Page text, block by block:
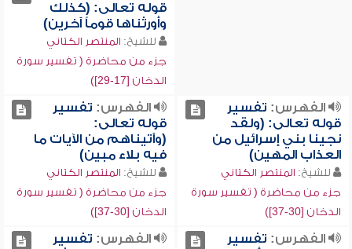
قوله تعالى: (كذلك
وأورثناها قوماً آخرين)
للشيخ: المنتصر الكتاني
جزء من محاضرة ( تفسير سورة
الدخان [17-29])
الفهرس: تفسير
قوله تعالى: (ولقد
نجينا بني إسرائيل من
العذاب المهين)
للشيخ: المنتصر الكتاني
جزء من محاضرة ( تفسير سورة
الدخان [30-37])
الفهرس: تفسير
قوله تعالى:
(وآتيناهم من الآيات ما
فيه بلاء مبين)
للشيخ: المنتصر الكتاني
جزء من محاضرة ( تفسير سورة
الدخان [30-37])
الفهرس: تفسير
الفهرس: تفسير